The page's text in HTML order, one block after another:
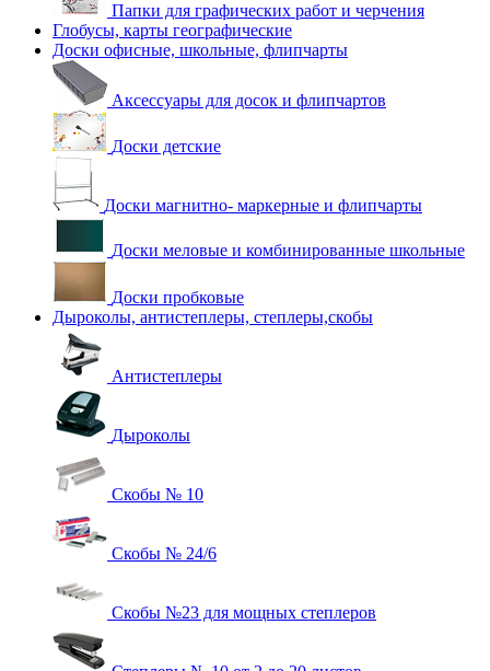
Папки для графических работ и черчения
Глобусы, карты географические
Доски офисные, школьные, флипчарты
Аксессуары для досок и флипчартов
Доски детские
Доски магнитно- маркерные и флипчарты
Доски меловые и комбинированные школьные
Доски пробковые
Дыроколы, антистеплеры, степлеры,скобы
Антистеплеры
Дыроколы
Скобы № 10
Скобы № 24/6
Скобы №23 для мощных степлеров